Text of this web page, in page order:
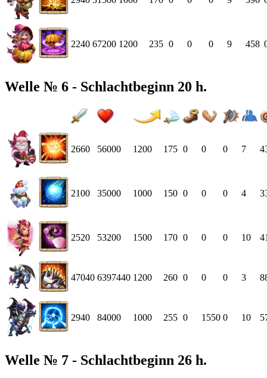
2240 67200 1200 235 0 0 0 9 458
Welle № 6 - Schlachtbeginn 20 h.
2660 56000 1200 175 0 0 0 7
2100 35000 1000 150 0 0 0 4
2520 53200 1500 170 0 0 0 10
47040 6397440 1200 260 0 0 0 3
2940 84000 1000 255 0 1550 0 10
Welle № 7 - Schlachtbeginn 26 h.